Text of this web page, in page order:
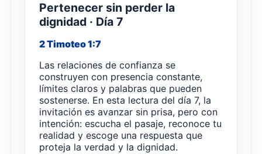
Pertenecer sin perder la
dignidad · Día 7
2 Timoteo 1:7
Las relaciones de confianza se
construyen con presencia constante,
límites claros y palabras que pueden
sostenerse. En esta lectura del día 7, la
invitación es avanzar sin prisa, pero con
intención: escucha el pasaje, reconoce tu
realidad y escoge una respuesta que
proteja la verdad y la dignidad.